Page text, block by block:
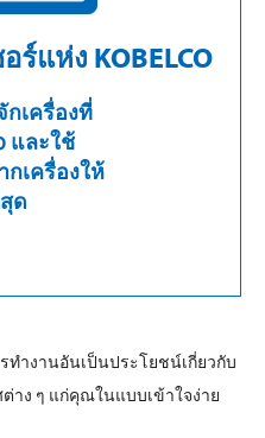
แห่ง KOBELCO
เครื่องที่
และใช้
เครื่องให้
ด
ทำงานอันเป็นประโยชน์เกี่ยวกับ
าง ๆ แก่คุณในแบบเข้าใจง่าย